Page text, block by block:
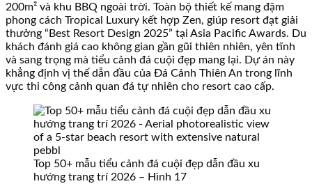
200m² và khu BBQ ngoài trời. Toàn bộ thiết kế mang đậm
phong cách Tropical Luxury kết hợp Zen, giúp resort đạt giải
thưởng “Best Resort Design 2025” tại Asia Pacific Awards. Du
khách đánh giá cao không gian gần gũi thiên nhiên, yên tĩnh
và sang trọng mà tiểu cảnh đá cuội đẹp mang lại. Dự án này
khẳng định vị thế dẫn đầu của Đá Cảnh Thiên An trong lĩnh
vực thi công cảnh quan đá tự nhiên cho resort cao cấp.
Top 50+ mẫu tiểu cảnh đá cuội đẹp dẫn đầu xu
hướng trang trí 2026 – Hình 17